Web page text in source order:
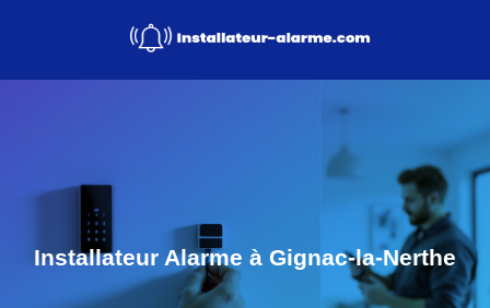
Installateur Alarme à Gignac-la-Nerthe